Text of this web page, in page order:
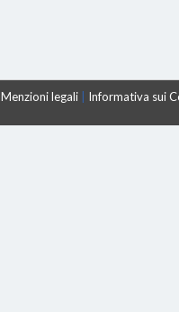
Menzioni legali Informativa sui